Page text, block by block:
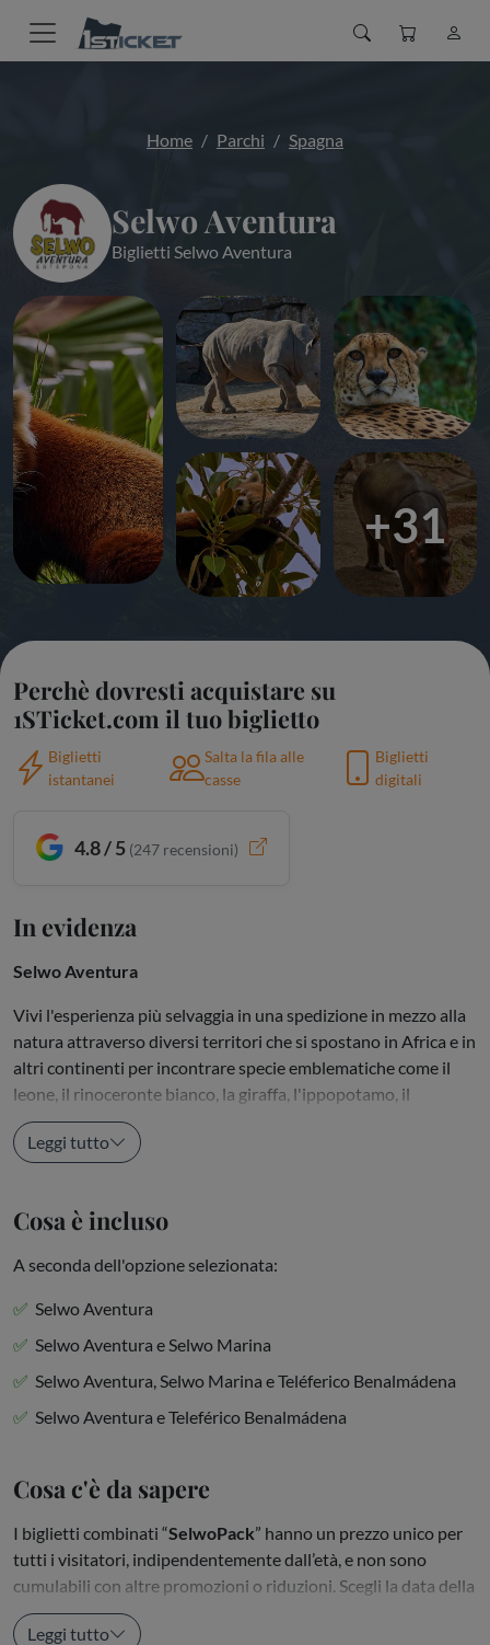
Home Parchi Spagna
Selwo Aventura
Biglietti Selwo Aventura
+31
Perchè dovresti acquistare su
1STicket.com il tuo biglietto
Biglietti
istantanei
Salta la fila alle
casse
Biglietti
digitali
4.8 / 5 (247 recensioni)
In evidenza
Selwo Aventura
Vivi l'esperienza più selvaggia in una spedizione in mezzo alla
natura attraverso diversi territori che si spostano in Africa e in
altri continenti per incontrare specie emblematiche come il
leone, il rinoceronte bianco, la giraffa, l'ippopotamo, il
ghepardo, la lince iberica, l'asiatico elefante o il panda rosso....
Leggi tutto
Cosa è incluso
A seconda dell'opzione selezionata:
Selwo Aventura
Selwo Aventura e Selwo Marina
Selwo Aventura, Selwo Marina e Teléferico Benalmádena
Selwo Aventura e Teleférico Benalmádena
Cosa c'è da sapere
I biglietti combinati “SelwoPack” hanno un prezzo unico per
tutti i visitatori, indipendentemente dall’età, e non sono
cumulabili con altre promozioni o riduzioni. Scegli la data della
prima visita: potrai visitare i...
Leggi tutto